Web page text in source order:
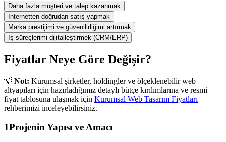
Daha fazla müşteri ve talep kazanmak
İnternetten doğrudan satış yapmak
Marka prestijimi ve güvenilirliğimi artırmak
İş süreçlerimi dijitalleştirmek (CRM/ERP)
Fiyatlar Neye Göre Değişir?
💡 Not: Kurumsal şirketler, holdingler ve ölçeklenebilir web
altyapıları için hazırladığımız detaylı bütçe kırılımlarına ve resmi
fiyat tablosuna ulaşmak için Kurumsal Web Tasarım Fiyatları
rehberimizi inceleyebilirsiniz.
1Projenin Yapısı ve Amacı